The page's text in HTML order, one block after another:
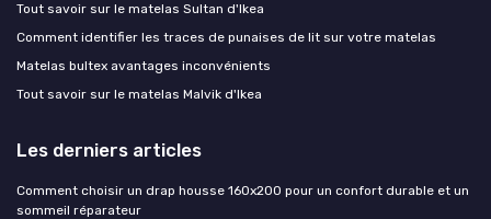
Tout savoir sur le matelas Sultan d'Ikea
Comment identifier les traces de punaises de lit sur votre matelas
Matelas bultex avantages inconvénients
Tout savoir sur le matelas Malvik d'Ikea
Les derniers articles
Comment choisir un drap housse 160x200 pour un confort durable et un
sommeil réparateur